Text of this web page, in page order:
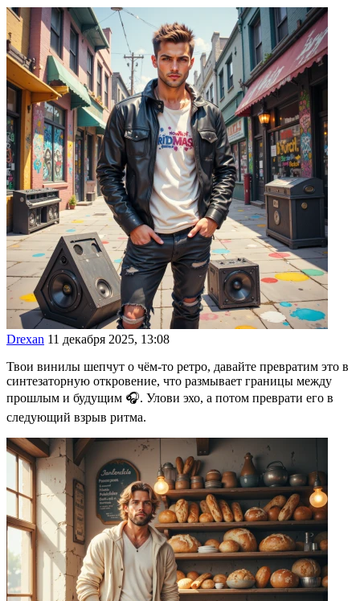
Drexan 11 декабря 2025, 13:08
Твои винилы шепчут о чём-то ретро, давайте превратим это в
синтезаторную откровение, что размывает границы между
прошлым и будущим 🎧. Улови эхо, а потом преврати его в
следующий взрыв ритма.